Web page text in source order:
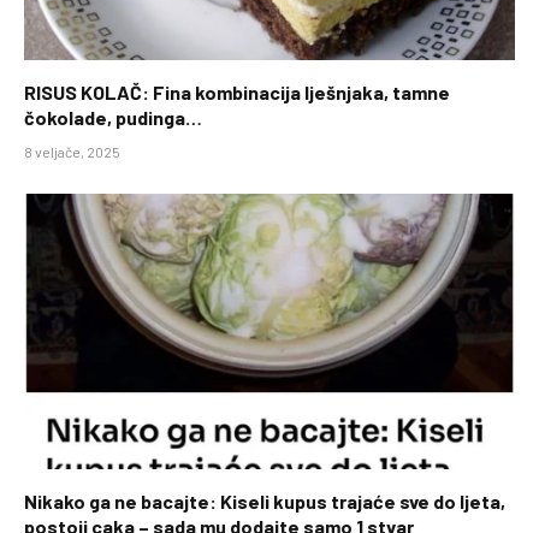
RISUS KOLAČ: Fina kombinacija lješnjaka, tamne
čokolade, pudinga…
8 veljače, 2025
Nikako ga ne bacajte: Kiseli kupus trajaće sve do ljeta,
postoji caka – sada mu dodajte samo 1 stvar